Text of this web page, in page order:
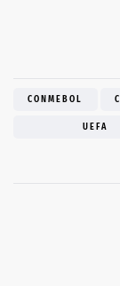
CONMEBOL
UEFA